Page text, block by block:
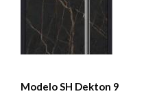
Modelo SH Dekton 9